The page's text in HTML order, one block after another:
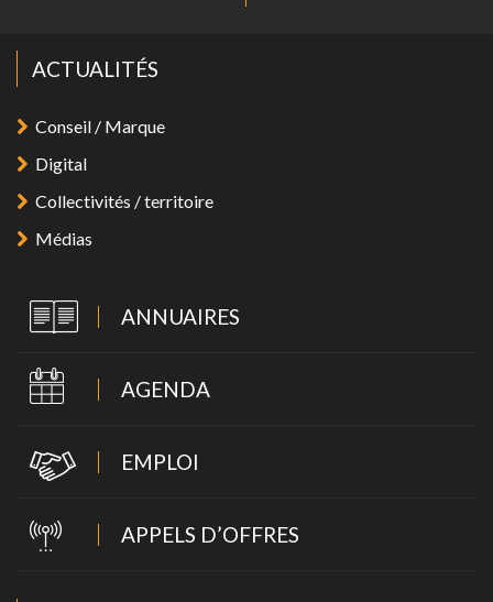
ACTUALITÉS
Conseil / Marque
Digital
Collectivités / territoire
Médias
ANNUAIRES
AGENDA
EMPLOI
APPELS D’OFFRES